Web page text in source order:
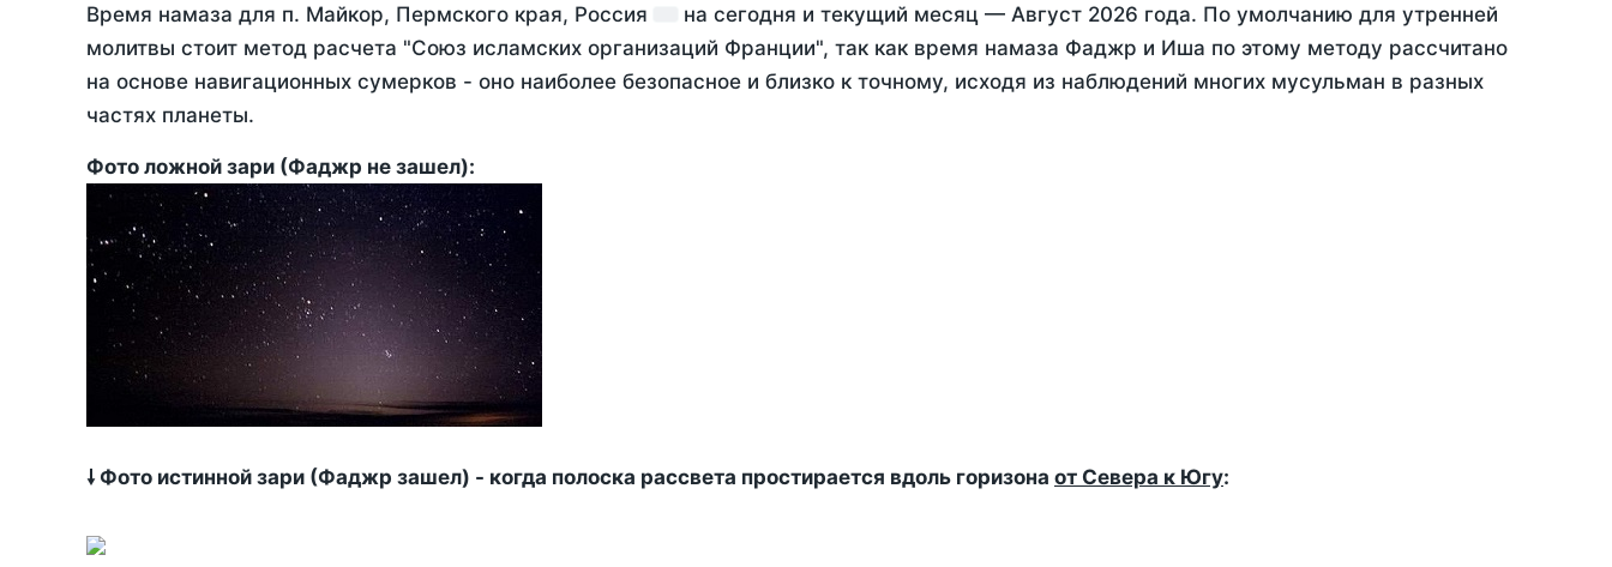
Время намаза для п. Майкор, Пермского края, Россия на сегодня и текущий месяц — Август 2026 года. По умолчанию для утренней
молитвы стоит метод расчета "Союз исламских организаций Франции", так как время намаза Фаджр и Иша по этому методу рассчитано
на основе навигационных сумерков - оно наиболее безопасное и близко к точному, исходя из наблюдений многих мусульман в разных
частях планеты.
Фото ложной зари (Фаджр не зашел):
🠗 Фото истинной зари (Фаджр зашел) - когда полоска рассвета простирается вдоль горизона от Севера к Югу: